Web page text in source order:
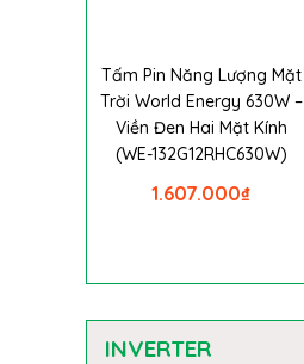
Tấm Pin Năng Lượng Mặt
Trời World Energy 630W –
Viền Đen Hai Mặt Kính
(WE-132G12RHC630W)
₫
1.607.000
INVERTER